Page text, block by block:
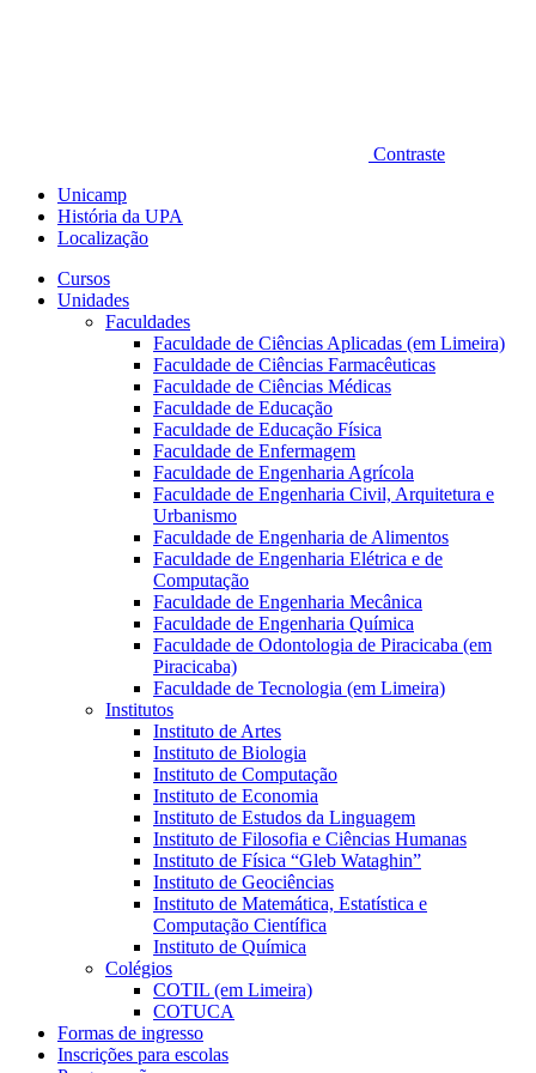
Contraste
Unicamp
História da UPA
Localização
Cursos
Unidades
Faculdades
Faculdade de Ciências Aplicadas (em Limeira)
Faculdade de Ciências Farmacêuticas
Faculdade de Ciências Médicas
Faculdade de Educação
Faculdade de Educação Física
Faculdade de Enfermagem
Faculdade de Engenharia Agrícola
Faculdade de Engenharia Civil, Arquitetura e
Urbanismo
Faculdade de Engenharia de Alimentos
Faculdade de Engenharia Elétrica e de
Computação
Faculdade de Engenharia Mecânica
Faculdade de Engenharia Química
Faculdade de Odontologia de Piracicaba (em
Piracicaba)
Faculdade de Tecnologia (em Limeira)
Institutos
Instituto de Artes
Instituto de Biologia
Instituto de Computação
Instituto de Economia
Instituto de Estudos da Linguagem
Instituto de Filosofia e Ciências Humanas
Instituto de Física “Gleb Wataghin”
Instituto de Geociências
Instituto de Matemática, Estatística e
Computação Científica
Instituto de Química
Colégios
COTIL (em Limeira)
COTUCA
Formas de ingresso
Inscrições para escolas